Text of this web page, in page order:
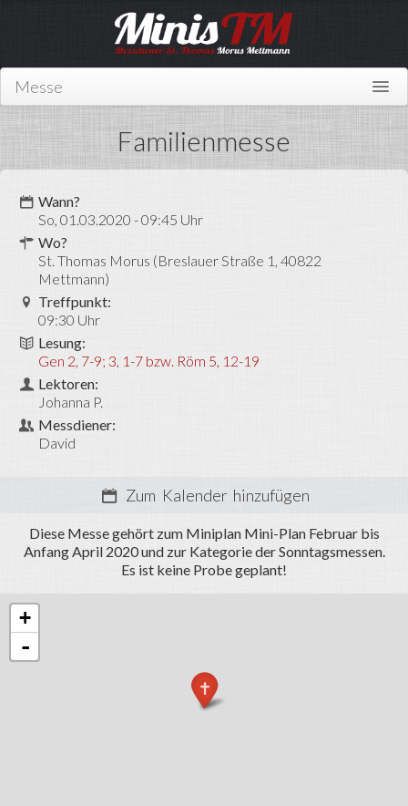
Messe
Home
Über uns
Wer sind wir?
Mitmachen
News
Links
Kontakt
Miniplan
Termine
Fotos
Anmelden
Familienmesse
Wann?
So, 01.03.2020 - 09:45 Uhr
Wo?
St. Thomas Morus (Breslauer Straße 1, 40822
Mettmann)
Treffpunkt:
09:30 Uhr
Lesung:
Gen 2, 7-9; 3, 1-7 bzw. Röm 5, 12-19
Lektoren:
Johanna P.
Messdiener:
David
Zum Kalender hinzufügen
Diese Messe gehört zum Miniplan Mini-Plan Februar bis
Anfang April 2020 und zur Kategorie der Sonntagsmessen.
Es ist keine Probe geplant!
+
-